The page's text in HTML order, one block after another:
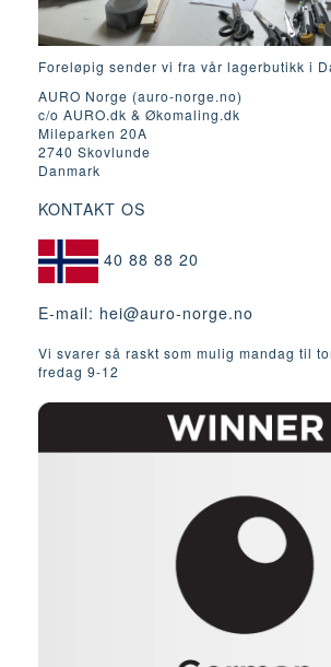
Foreløpig sender vi fra vår lagerbutikk i
AURO Norge (auro-norge.no)
c/o AURO.dk & Økomaling.dk
Mileparken 20A
2740 Skovlunde
Danmark
KONTAKT OS
40 88 88 20
E-mail: hei@auro-norge.no
Vi svarer så raskt som mulig mandag til
fredag ​​9-12